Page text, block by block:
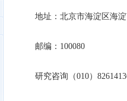
地址：北京市海淀区海淀
邮编：100080
研究咨询（010）